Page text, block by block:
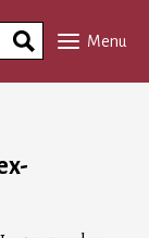
Menu